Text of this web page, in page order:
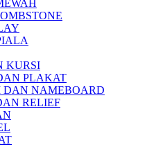
KURSI
PLAKAT
DAN NAMEBOARD
RELIEF